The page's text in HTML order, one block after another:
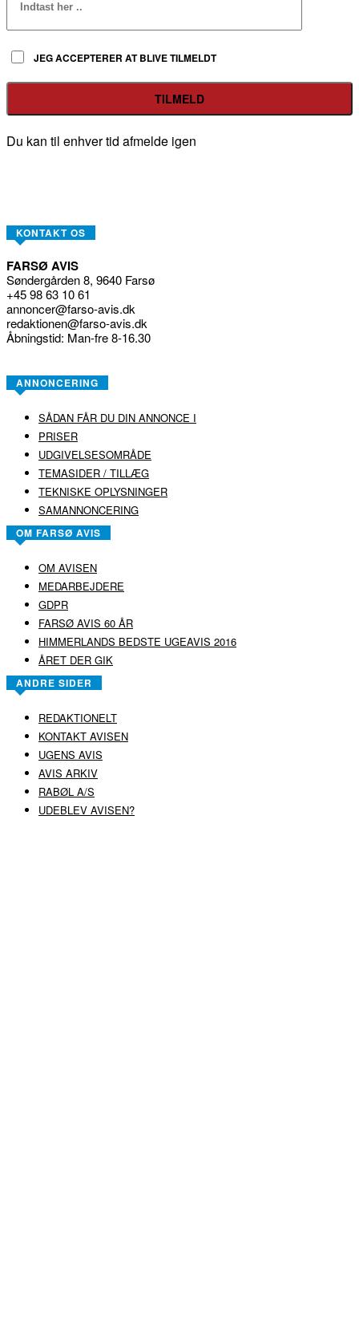
JEG ACCEPTERER AT BLIVE TILMELDT
Du kan til enhver tid afmelde igen
KONTAKT OS
FARSØ AVIS
Søndergården 8, 9640 Farsø
+45 98 63 10 61
annoncer@farso-avis.dk
redaktionen@farso-avis.dk
Åbningstid: Man-fre 8-16.30
ANNONCERING
SÅDAN FÅR DU DIN ANNONCE I
PRISER
UDGIVELSESOMRÅDE
TEMASIDER / TILLÆG
TEKNISKE OPLYSNINGER
SAMANNONCERING
OM FARSØ AVIS
OM AVISEN
MEDARBEJDERE
GDPR
FARSØ AVIS 60 ÅR
HIMMERLANDS BEDSTE UGEAVIS 2016
ÅRET DER GIK
ANDRE SIDER
REDAKTIONELT
KONTAKT AVISEN
UGENS AVIS
AVIS ARKIV
RABØL A/S
UDEBLEV AVISEN?